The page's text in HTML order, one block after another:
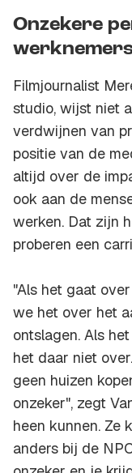
Onzekere
Filmjournalist
studio, wijst niet
verdwijnen van
positie van de
altijd over de
ook aan de
werken. Dat zijn
proberen een
"Als het gaat
we het over het
ontslagen. Als
het daar niet
geen huizen
onzeker", zegt
heen kunnen. Ze
anders bij de